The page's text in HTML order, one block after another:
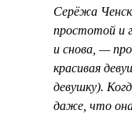
Серёжа
простотой и
и снова, —
красивая
девушку).
даже, что